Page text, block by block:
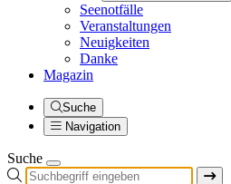
Seenotfälle
Veranstaltungen
Neuigkeiten
Danke
Magazin
Suche
Navigation
Suche